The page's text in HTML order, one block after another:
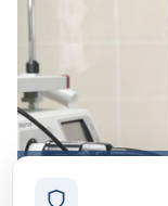
Предупрежден